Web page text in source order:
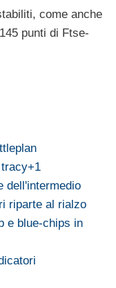
come anche
punti di Ftse-
dell'intermedio
riparte al rialzo
e blue-chips in